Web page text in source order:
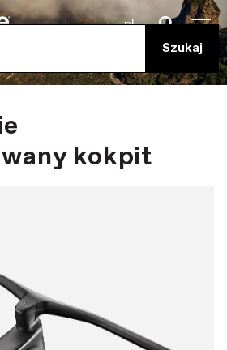
pl
kokpit